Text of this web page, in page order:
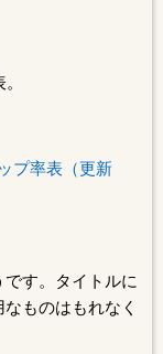
プ率表（更新
です。タイトルに
ものはもれなく